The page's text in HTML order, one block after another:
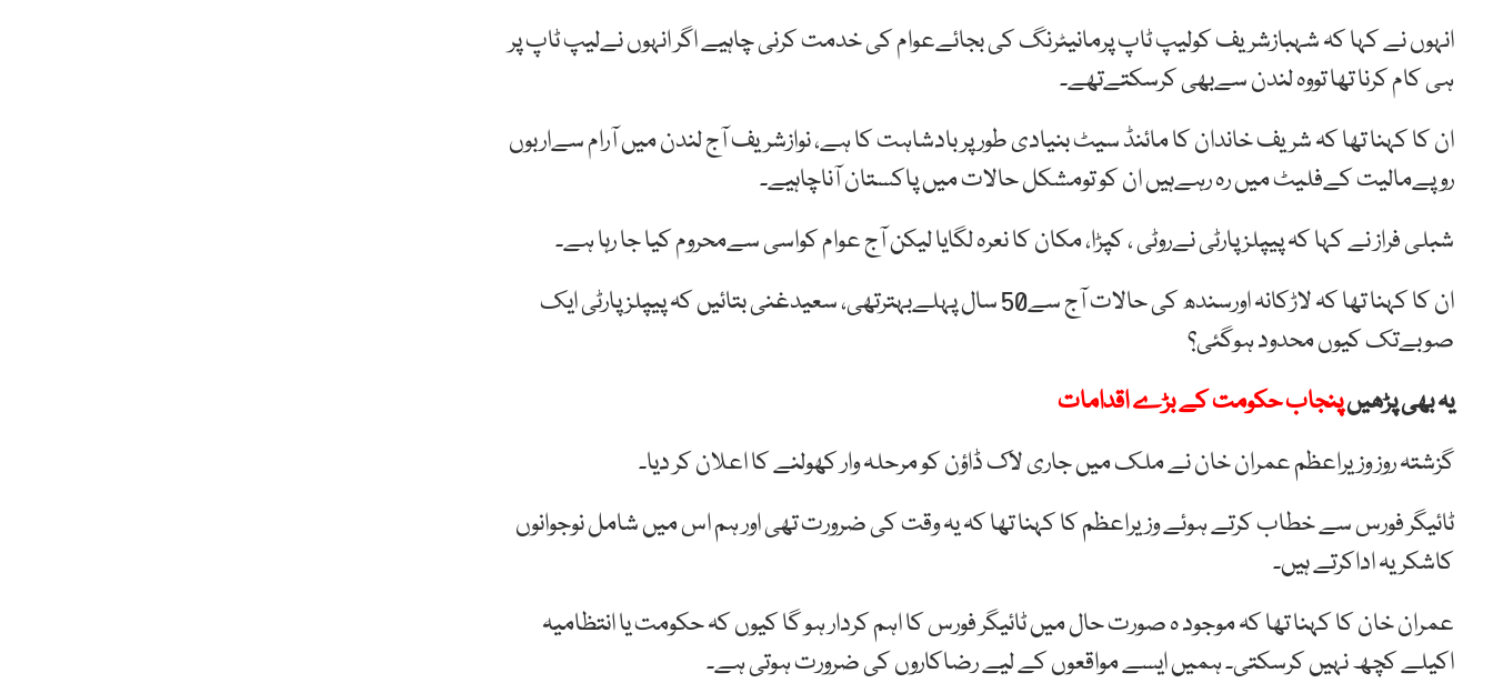
انہوں نے کہا کہ شہبازشریف کولیپ ٹاپ پرمانیٹرنگ کی بجائےعوام کی خدمت کرنی چاہیے اگر انہوں نےلیپ ٹاپ پر
ہی کام کرنا تھا تووہ لندن سےبھی کرسکتےتھے۔
ان کا کہنا تھا کہ شریف خاندان کا مائنڈ سیٹ بنیادی طور پر بادشاہت کا ہے، نوازشریف آج لندن میں آرام سےاربوں
روپےمالیت کےفلیٹ میں رہ رہےہیں ان کو تومشکل حالات میں پاکستان آناچاہیے۔
شبلی فراز نے کہا کہ پیپلزپارٹی نےروٹی ، کپڑا، مکان کا نعرہ لگایا لیکن آج عوام کواسی سےمحروم کیا جا رہا ہے۔
ان کا کہنا تھا کہ لاڑکانہ اورسندھ کی حالات آج سے50 سال پہلےبہترتھی، سعیدغنی بتائیں کہ پیپلزپارٹی ایک
صوبےتک کیوں محدود ہوگئی؟
یہ بھی پڑھیںپنجاب حکومت کے بڑے اقدامات
گزشتہ روز وزیراعظم عمران خان نے ملک میں جاری لاک ڈاؤن کو مرحلہ وار کھولنے کا اعلان کر دیا۔
ٹائیگر فورس سے خطاب کرتے ہوئے وزیراعظم کا کہنا تھا کہ یہ وقت کی ضرورت تھی اور ہم اس میں شامل نوجوانوں
کاشکریہ اداکرتے ہیں۔
عمران خان کا کہنا تھا کہ موجود ہ صورت حال میں ٹائیگر فورس کا اہم کردار ہو گا کیوں کہ حکومت یا انتظامیہ
اکیلے کچھ نہیں کرسکتی۔ ہمیں ایسے مواقعوں کے لیے رضاکاروں کی ضرورت ہوتی ہے۔